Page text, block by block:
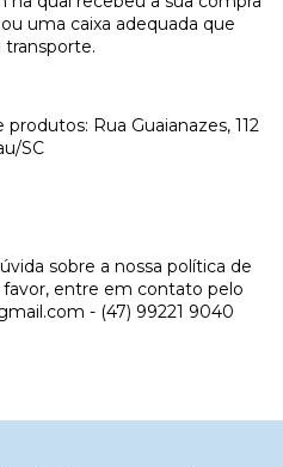
uma caixa adequada que
transporte.
Rua Guaianazes, 112
SC
sobre a nossa política de
entre em contato pelo
- (47) 99221 9040